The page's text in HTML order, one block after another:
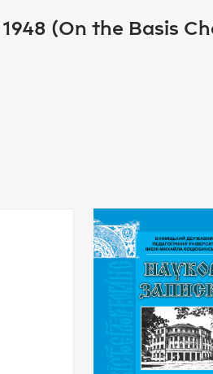
(On the Basis